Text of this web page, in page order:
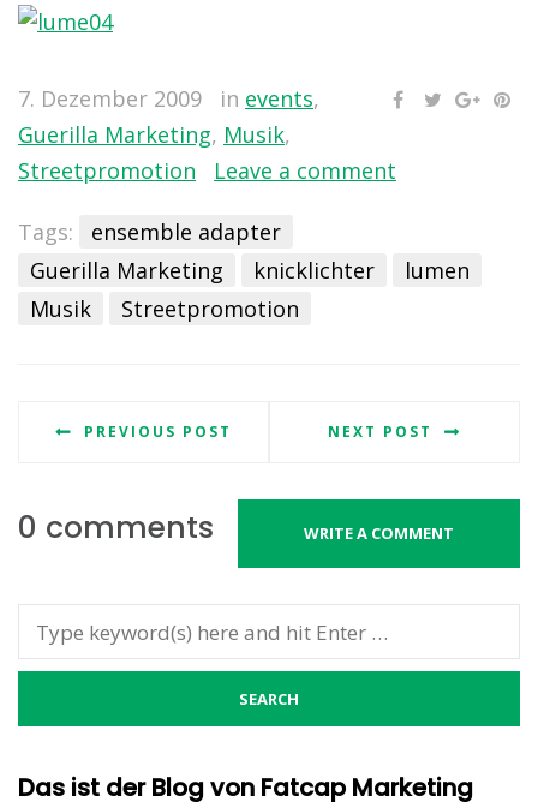
7. Dezember 2009 in events,
Guerilla Marketing, Musik,
Streetpromotion
Leave a comment
Tags:
ensemble adapter
Guerilla Marketing
knicklichter
lumen
Musik
Streetpromotion
PREVIOUS POST NEXT POST
0 comments WRITE A COMMENT
Das ist der Blog von Fatcap Marketing